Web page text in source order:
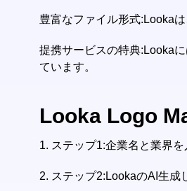
豊富なファイル形式:Looka
提携サービスの特典:Looka
ています。
Looka Logo
1. ステップ1:企業名と業界を
2. ステップ2:LookaのAI生成